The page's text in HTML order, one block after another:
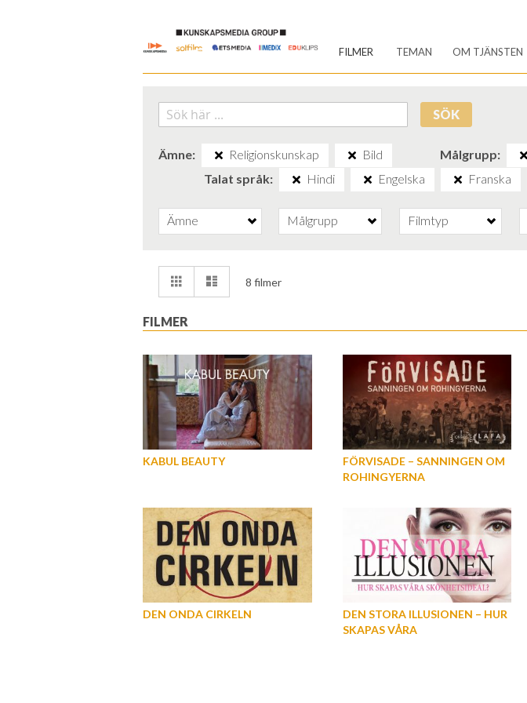
Content
FILMER TEMAN OM TJÄNSTEN
SÖK
Ämne Religionskunskap Bild Målgrupp
Talat språk
Hindi Engelska Franska
Ämne Målgrupp Filmtyp
Visa
som
Rutnät Lista8 filmer
FILMER
KABUL BEAUTY
FÖRVISADE – SANNINGEN OM
ROHINGYERNA
DEN ONDA CIRKELN
DEN STORA ILLUSIONEN – HUR
SKAPAS VÅRA